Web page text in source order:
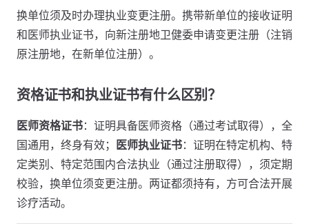
换单位须及时办理执业变更注册。携带新单位的接收证明
和医师执业证书，向新注册地卫健委申请变更注册（注销
原注册地，在新单位注册）。
资格证书和执业证书有什么区别？
医师资格证书：证明具备医师资格（通过考试取得），全
国通用，终身有效；
医师执业证书：证明在特定机构、特
定类别、特定范围内合法执业（通过注册取得），须定期
校验，换单位须变更注册。两证都须持有，方可合法开展
诊疗活动。